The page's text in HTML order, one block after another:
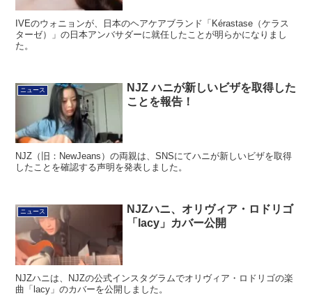
IVEのウォニョンが、日本のヘアケアブランド「Kérastase（ケラス
ターゼ）」の日本アンバサダーに就任したことが明らかになりまし
た。
ニュース
NJZ ハニが新しいビザを取得した
ことを報告！
NJZ（旧：NewJeans）の両親は、SNSにてハニが新しいビザを取得
したことを確認する声明を発表しました。
ニュース
NJZハニ、オリヴィア・ロドリゴ
「lacy」カバー公開
NJZハニは、NJZの公式インスタグラムでオリヴィア・ロドリゴの楽
曲「lacy」のカバーを公開しました。